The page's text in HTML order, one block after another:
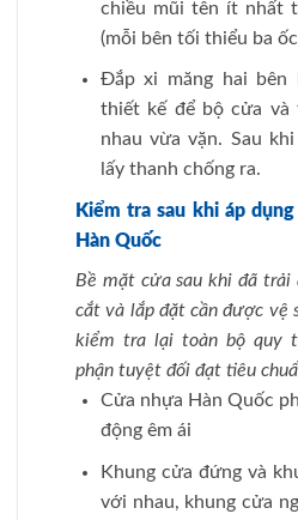
chiều mũi tên ít nhất
(mỗi bên tối thiểu ba
Đắp xi măng hai bên
thiết kế để bộ cửa
nhau vừa vặn. Sau
lấy thanh chống ra.
Kiểm tra sau khi áp
Hàn Quốc
Bề mặt cửa sau khi đã trải
cắt và lắp đặt cần được vệ
kiểm tra lại toàn bộ quy
phận tuyệt đối đạt tiêu
Cửa nhựa Hàn Quốc
động êm ái
Khung cửa đứng và
với nhau, khung cửa